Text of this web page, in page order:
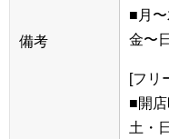
備考
■月
金〜
[フリ
■開
土・